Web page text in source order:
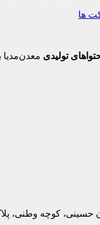
ها
تولیدی معدن‌مدیا
کوچه وطنی، پلاک ۲۰،